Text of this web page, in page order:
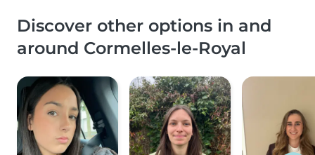
Discover other options in and
around Cormelles-le-Royal